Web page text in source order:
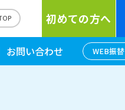
初めての方へ
お問い合わせ WEB振替